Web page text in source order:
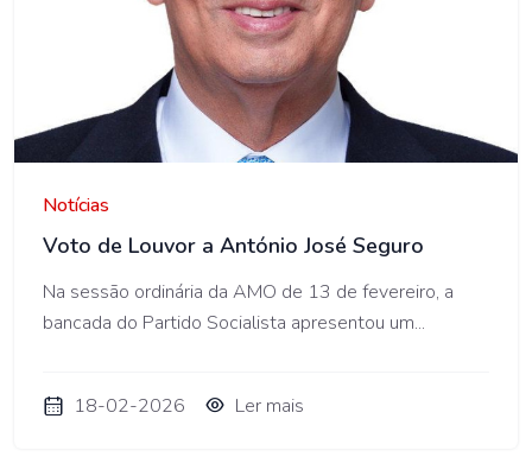
AMO
Notícias
Voto de Louvor a António José Seguro
Na sessão ordinária da AMO de 13 de fevereiro, a
bancada do Partido Socialista apresentou um...
18-02-2026 Ler mais